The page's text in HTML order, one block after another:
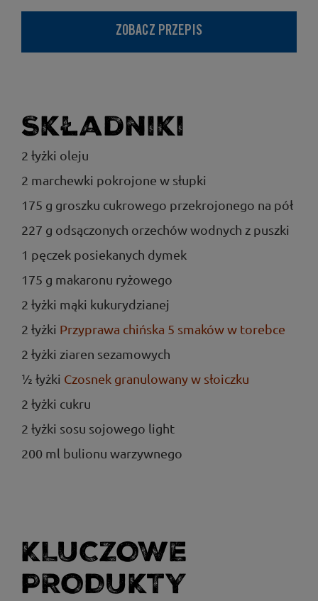
ZOBACZ PRZEPIS
Składniki
2 łyżki oleju
2 marchewki pokrojone w słupki
175 g groszku cukrowego przekrojonego na pół
227 g odsączonych orzechów wodnych z puszki
1 pęczek posiekanych dymek
175 g makaronu ryżowego
2 łyżki mąki kukurydzianej
2 łyżki Przyprawa chińska 5 smaków w torebce
2 łyżki ziaren sezamowych
½ łyżki Czosnek granulowany w słoiczku
2 łyżki cukru
2 łyżki sosu sojowego light
200 ml bulionu warzywnego
KLUCZOWE
PRODUKTY